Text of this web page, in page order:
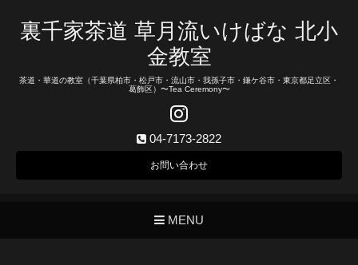
裏千家茶道 草月流いけばな 北小
金教室
茶道・華道の教室（千葉県柏市・松戸市・流山市・我孫子市・鎌ケ谷市・東京都足立区・
葛飾区）〜Tea Ceremony〜
04-7173-2822
お問い合わせ
MENU